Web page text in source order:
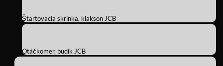
Štartovacia skrinka, klakson JCB
Otáčkomer, budík JCB